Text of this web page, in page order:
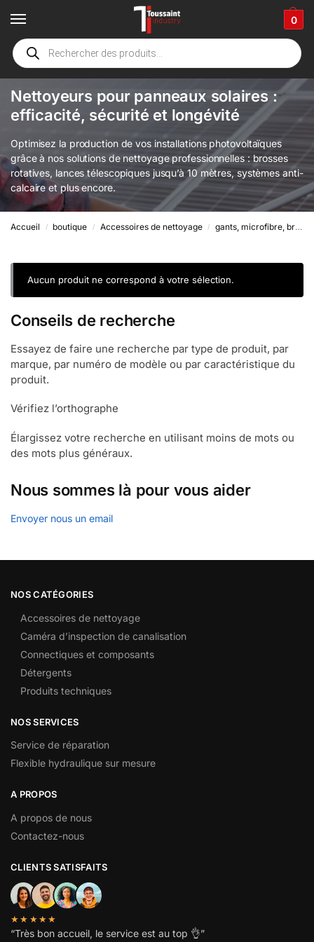
0
Panneaux solaires
Nettoyeurs pour panneaux solaires :
efficacité, sécurité et longévité
Optimisez la production de vos installations photovoltaïques
grâce à nos solutions de nettoyage professionnelles : brosses
rotatives, lances télescopiques jusqu’à 10 mètres, systèmes anti-
calcaire et plus encore.
Accueil / boutique / Accessoires de nettoyage / gants, microfibre, brosse & divers accessoires
Aucun produit ne correspond à votre sélection.
Conseils de recherche
Essayez de faire une recherche par type de produit, par
marque, par numéro de modèle ou par caractéristique du
produit.
Vérifiez l’orthographe
Élargissez votre recherche en utilisant moins de mots ou
des mots plus généraux.
Nous sommes là pour vous aider
Envoyer nous un email
NOS CATÉGORIES
Accessoires de nettoyage
Caméra d’inspection de canalisation
Connectiques et composants
Détergents
Produits techniques
NOS SERVICES
Service de réparation
Flexible hydraulique sur mesure
A PROPOS
A propos de nous
Contactez-nous
CLIENTS SATISFAITS
★★★★★
“Très bon accueil, le service est au top 👌”